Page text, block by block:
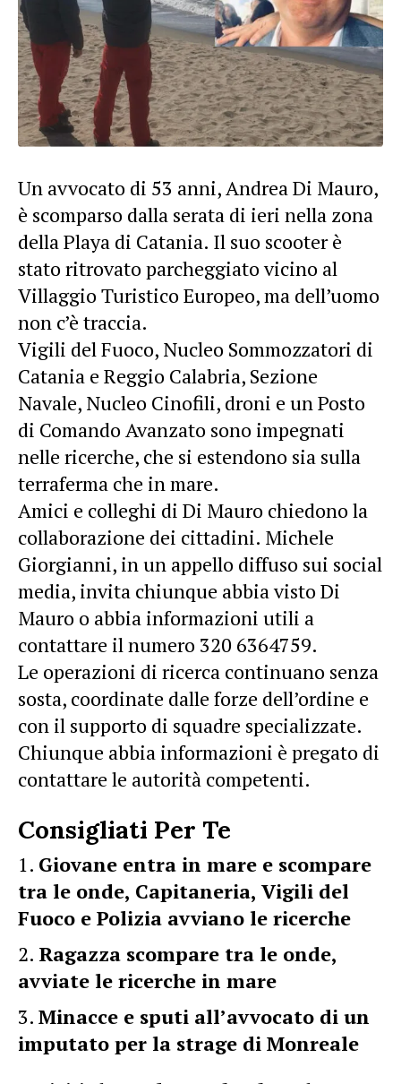
Un avvocato di 53 anni, Andrea Di Mauro,
è scomparso dalla serata di ieri nella zona
della Playa di Catania. Il suo scooter è
stato ritrovato parcheggiato vicino al
Villaggio Turistico Europeo, ma dell’uomo
non c’è traccia.
Vigili del Fuoco, Nucleo Sommozzatori di
Catania e Reggio Calabria, Sezione
Navale, Nucleo Cinofili, droni e un Posto
di Comando Avanzato sono impegnati
nelle ricerche, che si estendono sia sulla
terraferma che in mare.
Amici e colleghi di Di Mauro chiedono la
collaborazione dei cittadini. Michele
Giorgianni, in un appello diffuso sui social
media, invita chiunque abbia visto Di
Mauro o abbia informazioni utili a
contattare il numero 320 6364759.
Le operazioni di ricerca continuano senza
sosta, coordinate dalle forze dell’ordine e
con il supporto di squadre specializzate.
Chiunque abbia informazioni è pregato di
contattare le autorità competenti.
Consigliati Per Te
Giovane entra in mare e scompare
tra le onde, Capitaneria, Vigili del
Fuoco e Polizia avviano le ricerche
Ragazza scompare tra le onde,
avviate le ricerche in mare
Minacce e sputi all’avvocato di un
imputato per la strage di Monreale